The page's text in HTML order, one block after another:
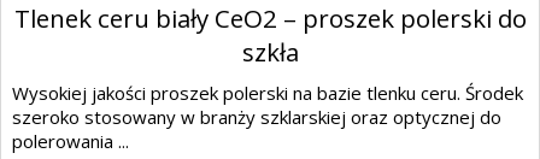
Tlenek ceru biały CeO2 – proszek polerski do
szkła
Wysokiej jakości proszek polerski na bazie tlenku ceru. Środek
szeroko stosowany w branży szklarskiej oraz optycznej do
polerowania ...